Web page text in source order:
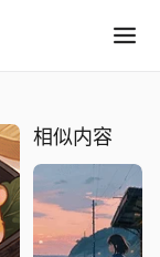
相似内容